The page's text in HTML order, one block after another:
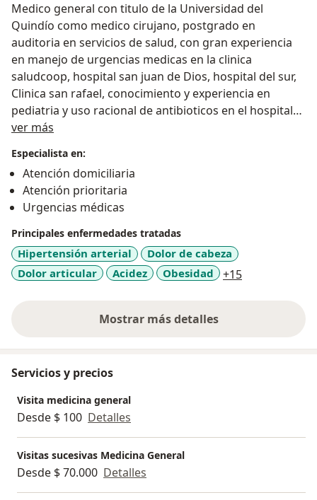
Medico general con titulo de la Universidad del
Quindío como medico cirujano, postgrado en
auditoria en servicios de salud, con gran experiencia
en manejo de urgencias medicas en la clinica
saludcoop, hospital san juan de Dios, hospital del sur,
Clinica san rafael, conocimiento y experiencia en
pediatria y uso racional de antibioticos en el hospital
san juan de Dios, experiencia en paciente cronico con
experiencia de atencion domiciliaria en humanizar y
emi, atento para resolver inquietudes por
telemedicina o presencial en todo el departamento del
quindio
ver más
Especialista en:
Atención domiciliaria
Atención prioritaria
Urgencias médicas
Principales enfermedades tratadas
Hipertensión arterial
Dolor de cabeza
Dolor articular
Acidez Obesidad +15
Mostrar más detalles
sobre la experiencia
Servicios y precios
Visita medicina general
Desde $ 100 Detalles
Visitas sucesivas Medicina General
Desde $ 70.000 Detalles